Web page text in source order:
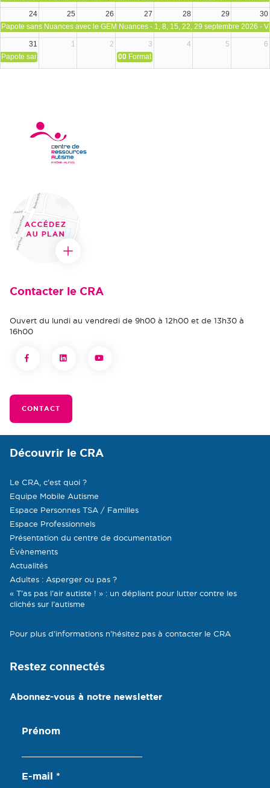
24 25 26 27 28 29
30
Papote sans Nuances avec le GEM Nuances - 1, 8, 15, 22, 29 septembre 2026 -
31 1 2 3 4 5
6
Papote sans Nuances avec le GEM Nuances - 1, 8, 15, 22, 29 septembre 2026 -
00 Formation avec le Pôle Autisme : PECS
Contacter le CRA
Ouvert du lundi au vendredi de 9h00 à 12h00 et de 13h30 à
16h00
CONTACT
Découvrir le CRA
Le CRA, c’est quoi ?
Equipe Mobile Autisme
Espace Personnes TSA / Familles
Espace Professionnels
Présentation du centre de documentation
Évènements
Actualités
Adultes : Asperger ou pas ?
« T’as pas l’air autiste ! » : un dépliant pour lutter contre les
clichés sur l’autisme
Pour plus d’informations n’hésitez pas à contacter le CRA
Restez connectés
Abonnez-vous à notre newsletter
Prénom
E-mail *